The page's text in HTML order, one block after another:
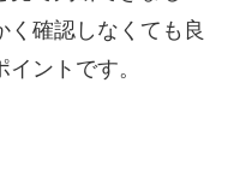
く確認しなくても良
ントです。